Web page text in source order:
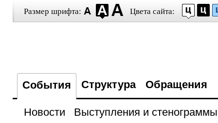
Размер шрифта: Цвета сайта:
События Структура Обращения
Новости
Выступления и стенограммы